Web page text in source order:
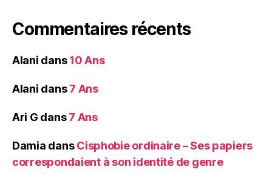
Commentaires récents
Alani dans10 Ans
Alani dans7 Ans
Ari G dans7 Ans
Damia dansCisphobie ordinaire – Ses papiers
correspondaient à son identité de genre